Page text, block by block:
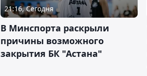
21:16, Сегодня
В Минспорта раскрыли
причины возможного
закрытия БК "Астана"